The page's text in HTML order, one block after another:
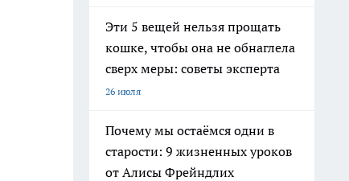
Эти 5 вещей нельзя прощать
кошке, чтобы она не обнаглела
сверх меры: советы эксперта
26 июля
Почему мы остаёмся одни в
старости: 9 жизненных уроков
от Алисы Фрейндлих